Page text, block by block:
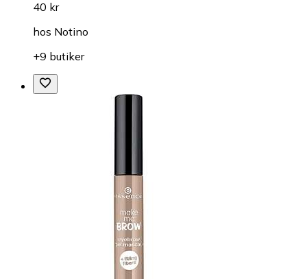
40 kr
hos Notino
+9 butiker